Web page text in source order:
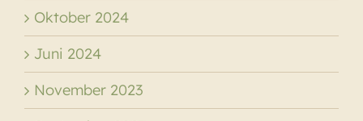
Oktober 2024
Juni 2024
November 2023